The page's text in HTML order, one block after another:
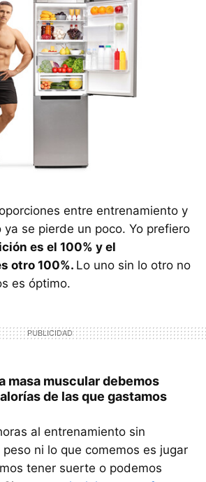
entre entrenamiento y
ya se pierde un poco. Yo prefiero
es el 100% y el
otro 100%. Lo uno sin lo otro no
es óptimo.
masa muscular debemos
de las que gastamos
al entrenamiento sin
ni lo que comemos es jugar
tener suerte o podemos